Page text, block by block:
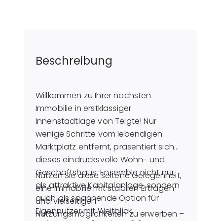
Beschreibung
Willkommen zu Ihrer nächsten
Immobilie in erstklassiger
Innenstadtlage von Telgte! Nur
wenige Schritte vom lebendigen
Marktplatz entfernt, präsentiert sich
dieses eindrucksvolle Wohn- und
Geschäftshaus-Ensemble nicht nur
als attraktive Kapitalanlage, sondern
auch als spannende Option für
Eigennutzer mit Weitblick.
Nutzen Sie diese seltene Gelegenheit,
eine Immobilie mit stabilen Erträgen
und vielseitigen
Nutzungsmöglichkeiten zu erwerben –